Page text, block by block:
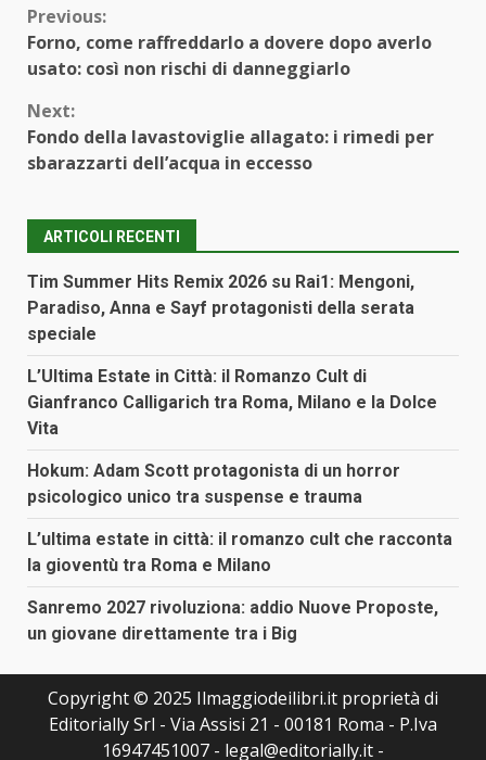
Continue
Reading
Previous:
Forno, come raffreddarlo a dovere dopo averlo
usato: così non rischi di danneggiarlo
Next:
Fondo della lavastoviglie allagato: i rimedi per
sbarazzarti dell’acqua in eccesso
ARTICOLI RECENTI
Tim Summer Hits Remix 2026 su Rai1: Mengoni,
Paradiso, Anna e Sayf protagonisti della serata
speciale
L’Ultima Estate in Città: il Romanzo Cult di
Gianfranco Calligarich tra Roma, Milano e la Dolce
Vita
Hokum: Adam Scott protagonista di un horror
psicologico unico tra suspense e trauma
L’ultima estate in città: il romanzo cult che racconta
la gioventù tra Roma e Milano
Sanremo 2027 rivoluziona: addio Nuove Proposte,
un giovane direttamente tra i Big
Copyright © 2025 Ilmaggiodeilibri.it proprietà di
Editorially Srl - Via Assisi 21 - 00181 Roma - P.Iva
16947451007 - legal@editorially.it -